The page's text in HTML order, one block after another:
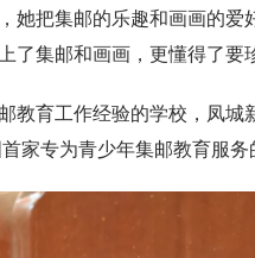
她把集邮的乐趣和画画的
了集邮和画画，更懂得了要
育工作经验的学校，凤城
家专为青少年集邮教育服